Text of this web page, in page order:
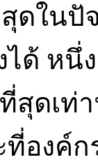
ดใน
ได้ หนึ่
สุดเ
องค์ก